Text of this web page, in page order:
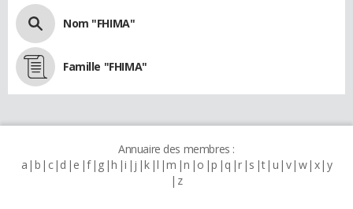
Nom "FHIMA"
Famille "FHIMA"
Annuaire des membres :
a b c d e f g h i j k l m n o p q r s t u v w x y
z